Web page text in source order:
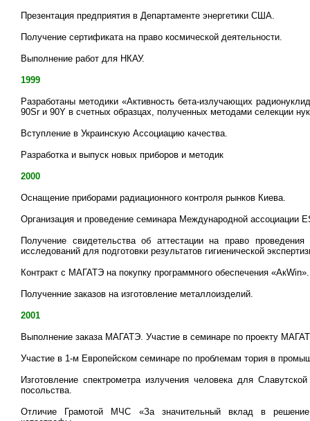
Презентация предприятия в Департаменте энергетики США.
Получение сертификата на право космической деятельности.
Выполнение работ для НКАУ.
1999
Разработаны методики «Активность бета-излучающих
90Sr и 90Y в счетных образцах, полученных методами селекции
Вступление в Украинскую Ассоциацию качества.
Разработка и выпуск новых приборов и методик
2000
Оснащение приборами радиационного контроля рынков Киева.
Организация и проведение семинара Международной ассоциации
Получение свидетельства об аттестации на право проведения
исследований для подготовки результатов гигиенической
Контракт с МАГАТЭ на покупку программного обеспечения
Полученние заказов на изготовление металлоизделий.
2001
Выполнение заказа МАГАТЭ. Участие в семинаре по проекту
Участие в 1-м Европейском семинаре по проблемам тория в
Изготовление спектрометра излучения человека для
посольства.
Отличие Грамотой МЧС «За значительный вклад в решение